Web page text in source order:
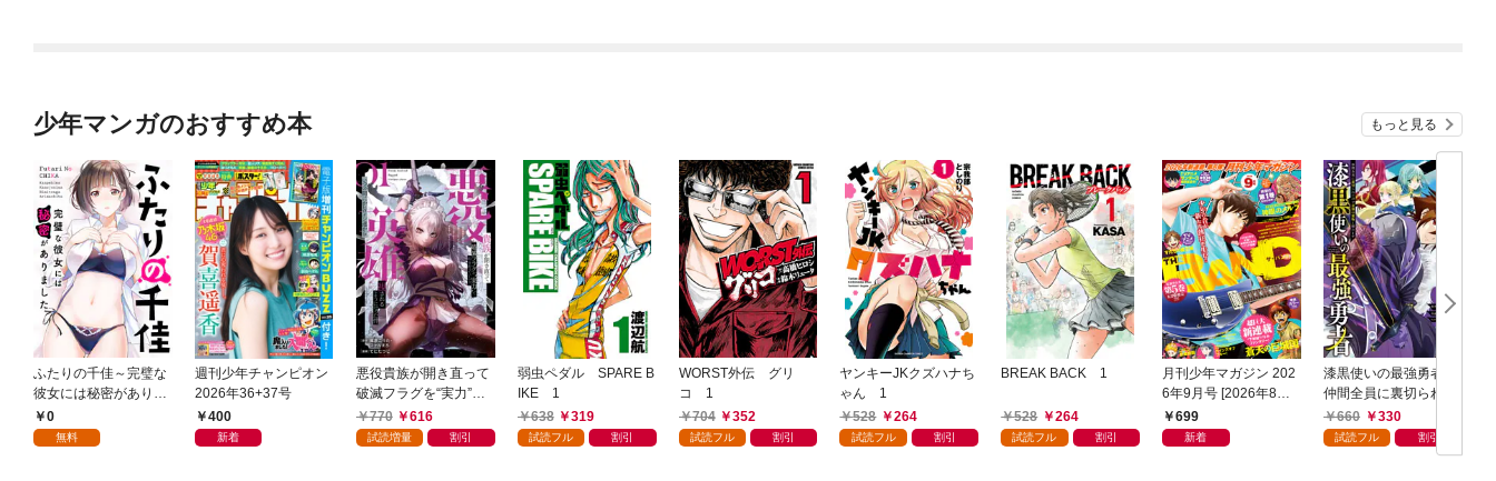
少年マンガのおすすめ本 もっと見る
ふたりの千佳～完璧な
彼女には秘密がありま
した(1)
0
無料
週刊少年チャンピオン
2026年36+37号
400
新着
悪役貴族が開き直って
破滅フラグを“実力”で
叩き折っていたら、い
つの間にかヒロイン達
770 616
試読増量 割引
弱虫ペダル SPARE B
IKE 1
638
319
試読フル 割引
WORST外伝 グリ
コ 1
704
352
試読フル 割引
ヤンキーJKクズハナち
ゃん 1
528
264
試読フル 割引
BREAK BACK 1
528 264
試読フル 割引
月刊少年マガジン 202
6年9月号 [2026年8月6
日発売]
699
新着
漆黒使いの最強勇者
仲間全員に裏切られた
ので最強の魔物と組み
ます 1巻
660 330
試読フル 割引